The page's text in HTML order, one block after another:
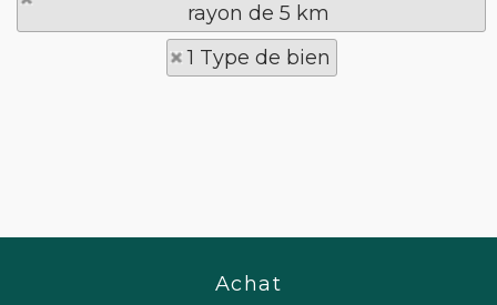
rayon de 5 km
1 Type de bien
Achat